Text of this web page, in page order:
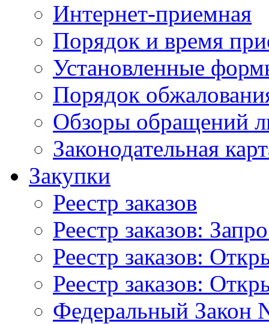
Интернет-приемная
Порядок и время
Установленные
Порядок
Обзоры обращений
Законодательная
Закупки
Реестр заказов
Реестр заказов:
Реестр заказов:
Реестр заказов:
Федеральный Закон